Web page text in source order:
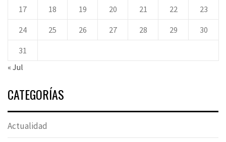
17 18 19 20 21 22 23
24 25 26 27 28 29 30
31
« Jul
CATEGORÍAS
Actualidad